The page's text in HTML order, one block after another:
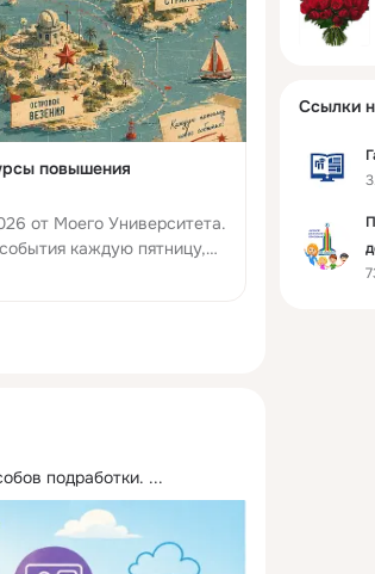
повышения
от Моего Университета.
каждую пятницу,
подработки. ...
Ссылки